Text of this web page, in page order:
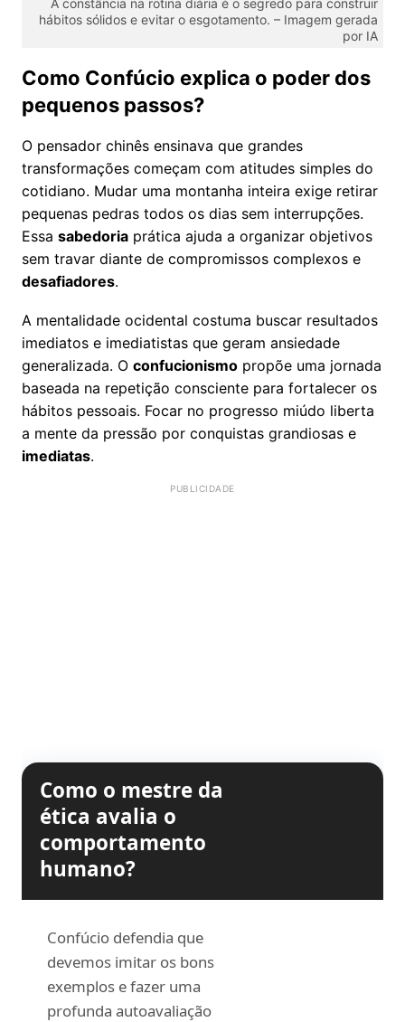
hábitos sólidos e evitar o esgotamento. – Imagem gerada
por IA
Como Confúcio explica o poder dos
pequenos passos?
O pensador chinês ensinava que grandes
transformações começam com atitudes simples do
cotidiano. Mudar uma montanha inteira exige retirar
pequenas pedras todos os dias sem interrupções.
Essa sabedoria prática ajuda a organizar objetivos
sem travar diante de compromissos complexos e
desafiadores.
A mentalidade ocidental costuma buscar resultados
imediatos e imediatistas que geram ansiedade
generalizada. O confucionismo propõe uma jornada
baseada na repetição consciente para fortalecer os
hábitos pessoais. Focar no progresso miúdo liberta
a mente da pressão por conquistas grandiosas e
imediatas.
Como o mestre da
ética avalia o
comportamento
humano?
Confúcio defendia que
devemos imitar os bons
exemplos e fazer uma
profunda autoavaliação